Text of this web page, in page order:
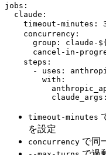
jobs:
  claude:
timeout-minutes: 30
    concurrency:
group: claude-
cancel-in-
    steps:
- uses:
        with:
timeout-minutes
を設定
concurrency で同